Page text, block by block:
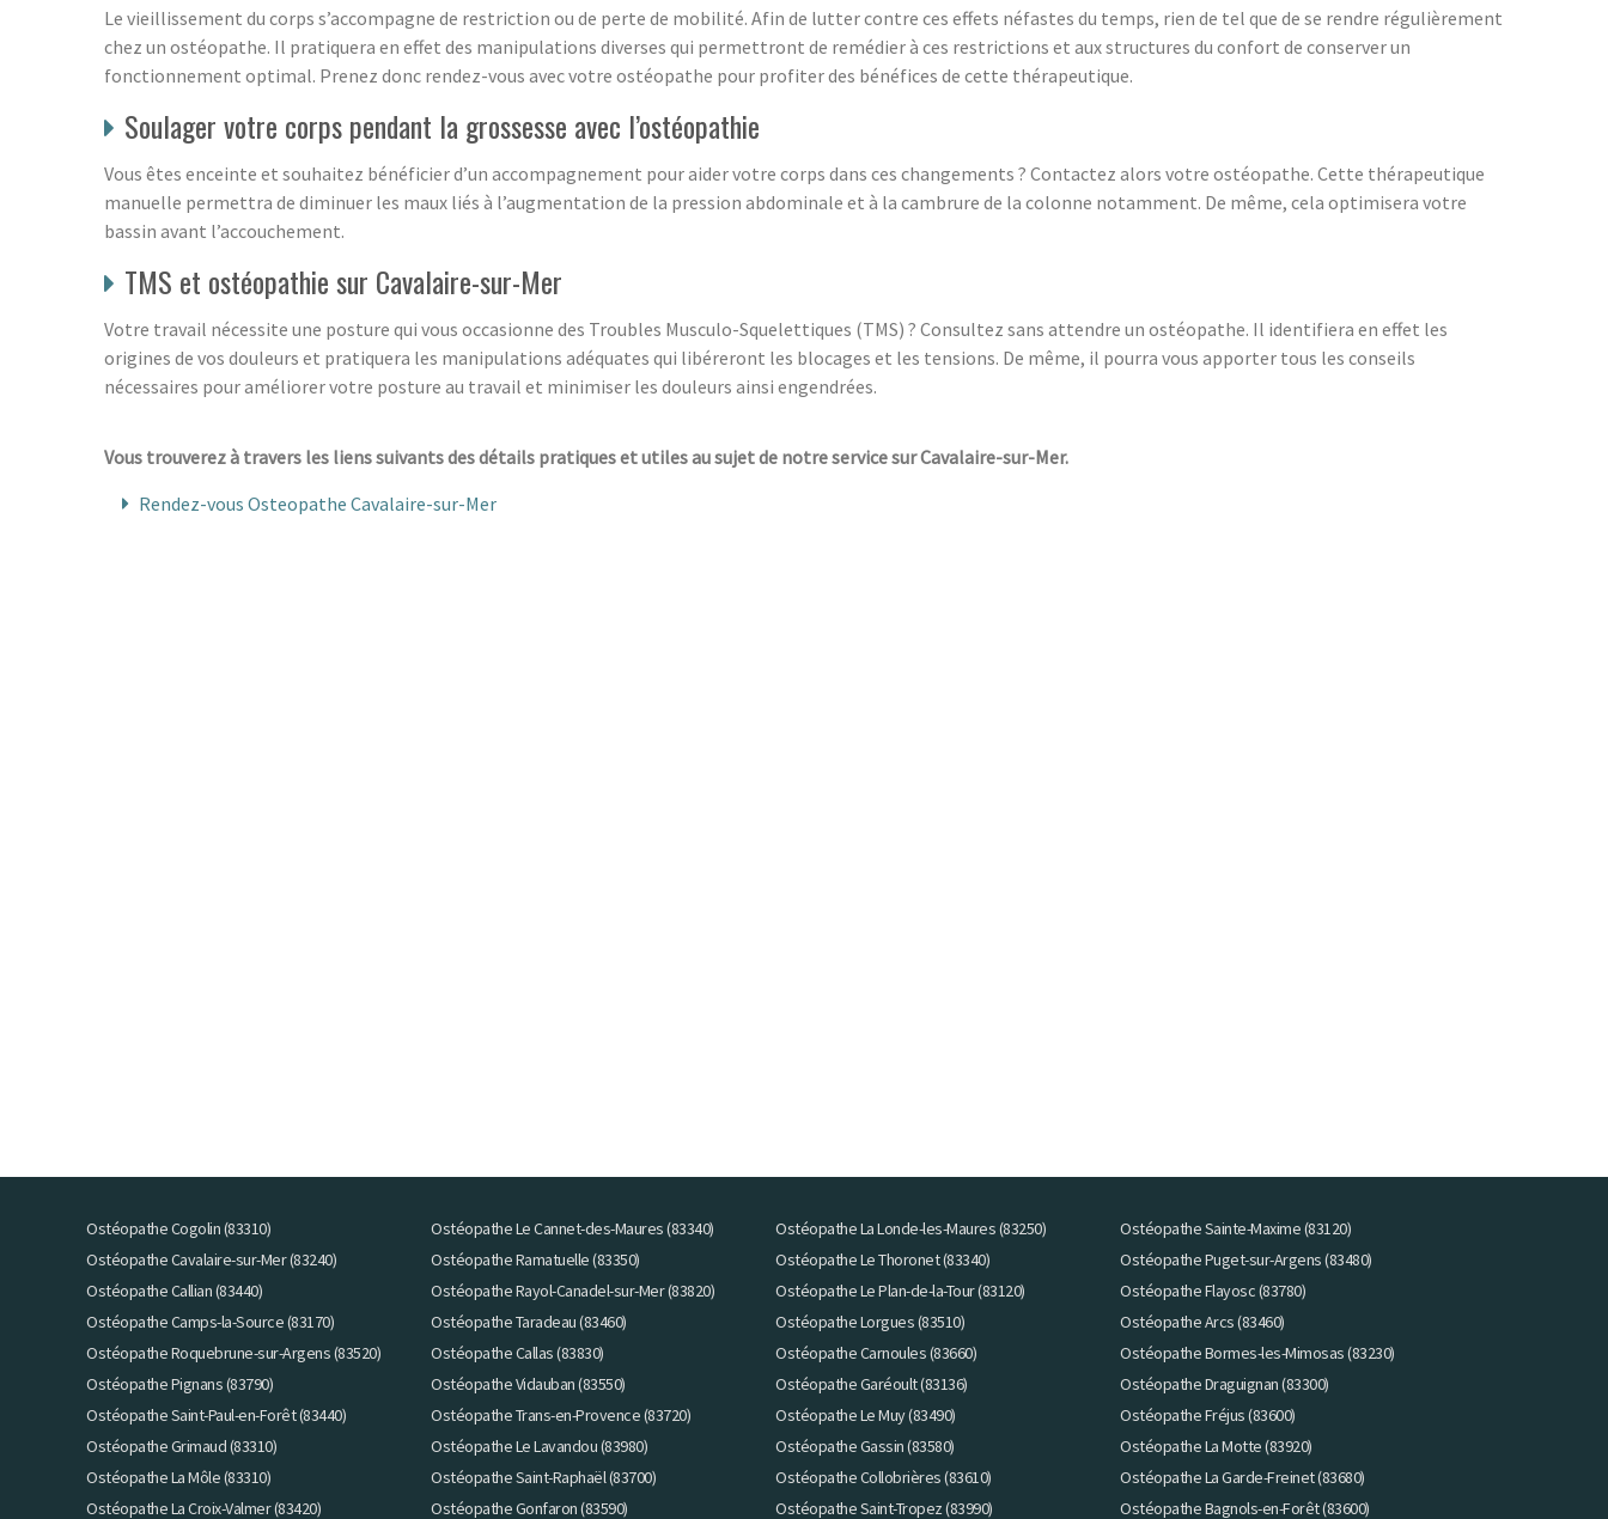
Le vieillissement du corps s’accompagne de restriction ou de perte de mobilité. Afin de lutter contre ces effets néfastes du temps, rien de tel que de se rendre régulièrement
chez un ostéopathe. Il pratiquera en effet des manipulations diverses qui permettront de remédier à ces restrictions et aux structures du confort de conserver un
fonctionnement optimal. Prenez donc rendez-vous avec votre ostéopathe pour profiter des bénéfices de cette thérapeutique.
Soulager votre corps pendant la grossesse avec l’ostéopathie
Vous êtes enceinte et souhaitez bénéficier d’un accompagnement pour aider votre corps dans ces changements ? Contactez alors votre ostéopathe. Cette thérapeutique
manuelle permettra de diminuer les maux liés à l’augmentation de la pression abdominale et à la cambrure de la colonne notamment. De même, cela optimisera votre
bassin avant l’accouchement.
TMS et ostéopathie sur Cavalaire-sur-Mer
Votre travail nécessite une posture qui vous occasionne des Troubles Musculo-Squelettiques (TMS) ? Consultez sans attendre un ostéopathe. Il identifiera en effet les
origines de vos douleurs et pratiquera les manipulations adéquates qui libéreront les blocages et les tensions. De même, il pourra vous apporter tous les conseils
nécessaires pour améliorer votre posture au travail et minimiser les douleurs ainsi engendrées.
Vous trouverez à travers les liens suivants des détails pratiques et utiles au sujet de notre service sur Cavalaire-sur-Mer.
Rendez-vous Osteopathe Cavalaire-sur-Mer
Ostéopathe Cogolin (83310) Ostéopathe Le Cannet-des-Maures (83340) Ostéopathe La Londe-les-Maures (83250)
Ostéopathe Sainte-Maxime (83120)
Ostéopathe Cavalaire-sur-Mer (83240)
Ostéopathe Ramatuelle (83350) Ostéopathe Le Thoronet (83340)
Ostéopathe Puget-sur-Argens (83480)
Ostéopathe Callian (83440)
Ostéopathe Rayol-Canadel-sur-Mer (83820) Ostéopathe Le Plan-de-la-Tour (83120)
Ostéopathe Flayosc (83780)
Ostéopathe Camps-la-Source (83170)
Ostéopathe Taradeau (83460) Ostéopathe Lorgues (83510)
Ostéopathe Arcs (83460)
Ostéopathe Roquebrune-sur-Argens (83520)
Ostéopathe Callas (83830) Ostéopathe Carnoules (83660)
Ostéopathe Bormes-les-Mimosas (83230)
Ostéopathe Pignans (83790)
Ostéopathe Vidauban (83550) Ostéopathe Garéoult (83136)
Ostéopathe Draguignan (83300)
Ostéopathe Saint-Paul-en-Forêt (83440)
Ostéopathe Trans-en-Provence (83720) Ostéopathe Le Muy (83490)
Ostéopathe Fréjus (83600)
Ostéopathe Grimaud (83310)
Ostéopathe Le Lavandou (83980) Ostéopathe Gassin (83580)
Ostéopathe La Motte (83920)
Ostéopathe La Môle (83310)
Ostéopathe Saint-Raphaël (83700) Ostéopathe Collobrières (83610)
Ostéopathe La Garde-Freinet (83680)
Ostéopathe La Croix-Valmer (83420)
Ostéopathe Gonfaron (83590) Ostéopathe Saint-Tropez (83990) Ostéopathe Bagnols-en-Forêt (83600)